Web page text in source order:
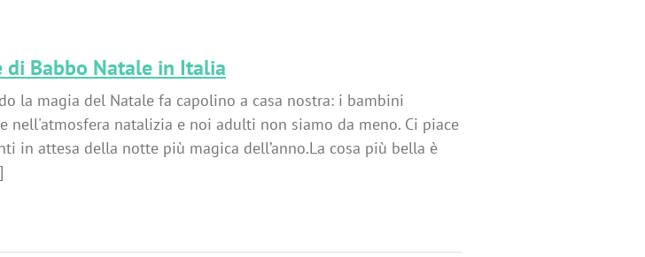
di Babbo Natale in Italia
la magia del Natale fa capolino a casa nostra: i bambini
nell'atmosfera natalizia e noi adulti non siamo da meno. Ci piace
in attesa della notte più magica dell’anno.La cosa più bella è